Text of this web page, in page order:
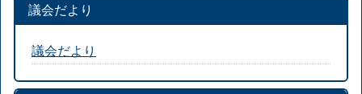
議会だより
議会だより